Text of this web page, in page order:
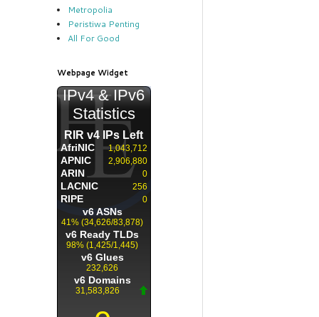
Metropolia
Peristiwa Penting
All For Good
Webpage Widget